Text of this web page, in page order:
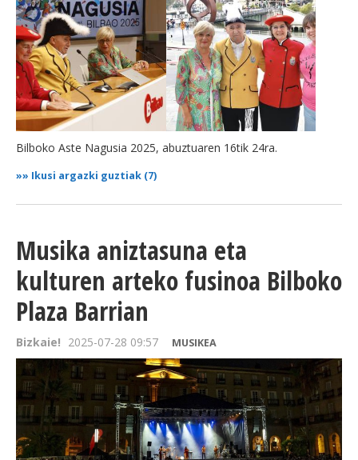
Bilboko Aste Nagusia 2025, abuztuaren 16tik 24ra.
»» Ikusi argazki guztiak (7)
Musika aniztasuna eta
kulturen arteko fusinoa Bilboko
Plaza Barrian
Bizkaie! 2025-07-28 09:57 MUSIKEA